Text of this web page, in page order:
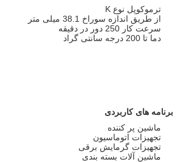
ترموکوپل نوع K
از طریق اندازه سوراخ 38.1 میلی متر
سرعت کار 250 دور در دقیقه
دما تا 200 درجه سانتی گراد
برنامه های کاربردی
ماشین پر کننده
تجهیزات اتوماسیون
تجهیزات گرمایش برقی
ماشین آلات بسته بندی